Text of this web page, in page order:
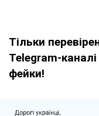
Тільки
Telegram-каналі
фейки!